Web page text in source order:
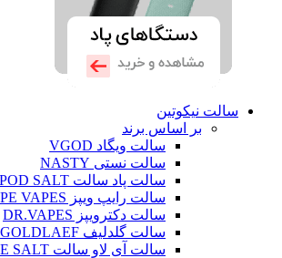
سالت نیکوتین
بر اساس برند
سالت ویگاد VGOD
سالت نستی NASTY
سالت پاد سالت POD SALT
سالت رایپ ویپز RIPE VAPES
سالت دکترویپز DR.VAPES
سالت گلدلیف GOLDLAEF
سالت آی لاو سالت I LOVE SALT